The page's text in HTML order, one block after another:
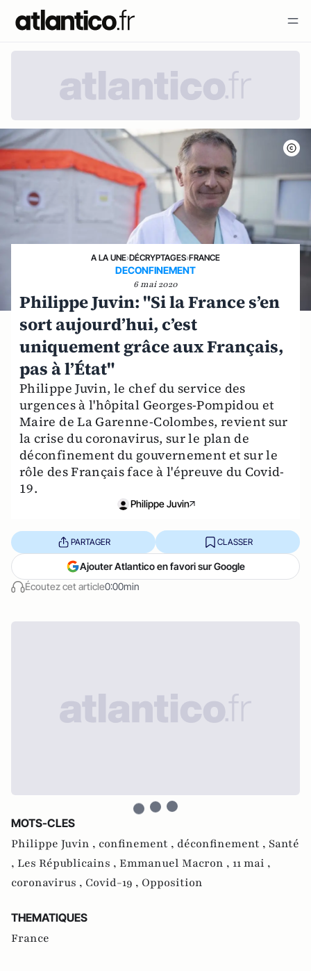
A LA UNE›DÉCRYPTAGES›FRANCE
DECONFINEMENT
6 mai 2020
Philippe Juvin: "Si la France s’en
sort aujourd’hui, c’est
uniquement grâce aux Français,
pas à l’État"
Philippe Juvin, le chef du service des
urgences à l'hôpital Georges-Pompidou et
Maire de La Garenne-Colombes, revient sur
la crise du coronavirus, sur le plan de
déconfinement du gouvernement et sur le
rôle des Français face à l'épreuve du Covid-
19.
Philippe Juvin
Écoutez cet article0:00min
PARTAGER CLASSER
Ajouter Atlantico en favori sur Google
MOTS-CLES
Philippe Juvin , confinement , déconfinement , Santé
, Les Républicains , Emmanuel Macron , 11 mai ,
coronavirus , Covid-19 , Opposition
THEMATIQUES
France